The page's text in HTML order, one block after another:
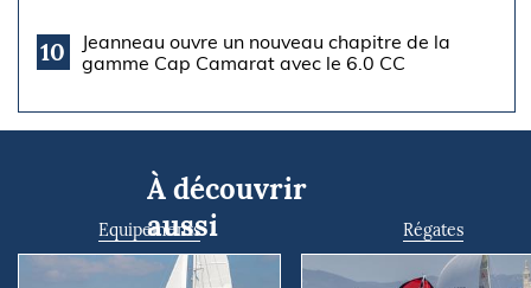
10
Jeanneau ouvre un nouveau chapitre de la
gamme Cap Camarat avec le 6.0 CC
À découvrir
aussi
Equipements Régates